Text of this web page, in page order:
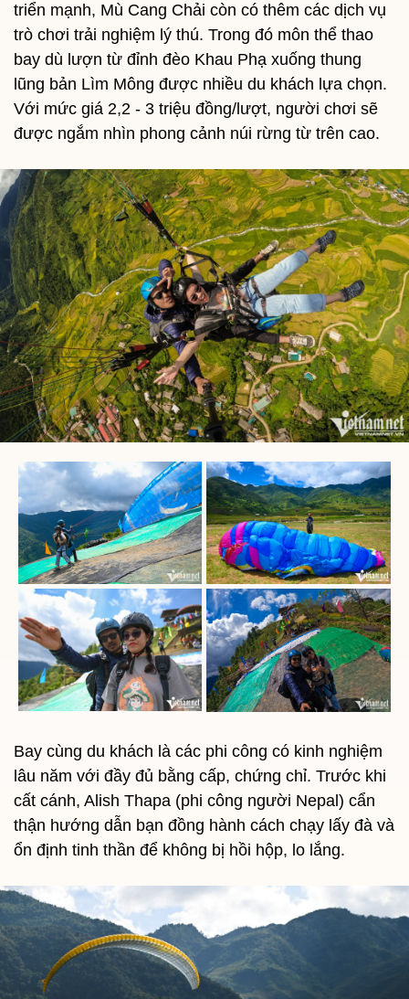
triển mạnh, Mù Cang Chải còn có thêm các dịch vụ
trò chơi trải nghiệm lý thú. Trong đó môn thể thao
bay dù lượn từ đỉnh đèo Khau Phạ xuống thung
lũng bản Lìm Mông được nhiều du khách lựa chọn.
Với mức giá 2,2 - 3 triệu đồng/lượt, người chơi sẽ
được ngắm nhìn phong cảnh núi rừng từ trên cao.
Bay cùng du khách là các phi công có kinh nghiệm
lâu năm với đầy đủ bằng cấp, chứng chỉ. Trước khi
cất cánh, Alish Thapa (phi công người Nepal) cẩn
thận hướng dẫn bạn đồng hành cách chạy lấy đà và
ổn định tinh thần để không bị hồi hộp, lo lắng.